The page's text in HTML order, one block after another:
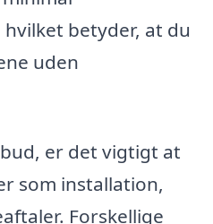
betyder, at du
uden
er det vigtigt at
som installation,
Forskellige